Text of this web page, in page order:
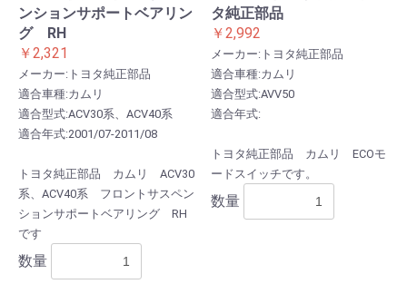
ンションサポートベアリン
グ RH
￥2,321
メーカー:トヨタ純正部品
適合車種:カムリ
適合型式:ACV30系、ACV40系
適合年式:2001/07-2011/08
トヨタ純正部品 カムリ ACV30
系、ACV40系 フロントサスペン
ションサポートベアリング RH
です
数量
タ純正部品
￥2,992
メーカー:トヨタ純正部品
適合車種:カムリ
適合型式:AVV50
適合年式:
トヨタ純正部品 カムリ ECOモ
ードスイッチです。
数量